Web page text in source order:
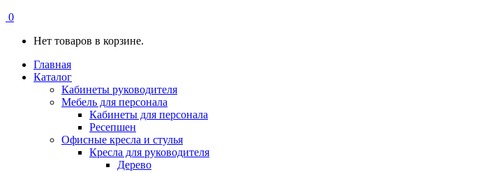
0
Нет товаров в корзине.
Главная
Каталог
Кабинеты руководителя
Мебель для персонала
Кабинеты для персонала
Ресепшен
Офисные кресла и стулья
Кресла для руководителя
Дерево